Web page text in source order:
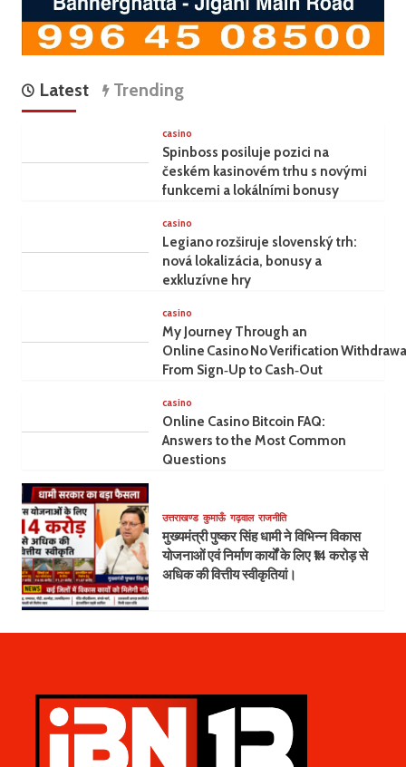
Latest Trending
casino
Spinboss posiluje pozici na
českém kasinovém trhu s novými
funkcemi a lokálními bonusy
casino
Legiano rozširuje slovenský trh:
nová lokalizácia, bonusy a
exkluzívne hry
casino
My Journey Through an
Online Casino No Verification
From Sign‑Up to Cash‑Out
casino
Online Casino Bitcoin FAQ:
Answers to the Most Common
Questions
उत्तराखण्ड कुमाऊँ गढ़वाल राजनीति
मुख्यमंत्री पुष्कर सिंह धामी ने विभिन्न विकास
योजनाओं एवं निर्माण कार्यों के लिए ₹14 करोड़ से
अधिक की वित्तीय स्वीकृतियां।